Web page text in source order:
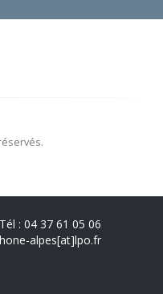
Tél : 04 37 61 05 06
alpes[at]lpo.fr